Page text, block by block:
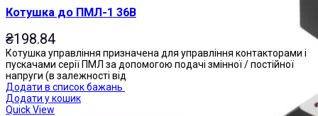
Котушка до ПМЛ-1 36В
₴198.84
Котушка управління призначена для управління контакторами і
пускачами серії ПМЛ за допомогою подачі змінної / постійної
напруги (в залежності від
Додати в список бажань
Додати у кошик
Quick View